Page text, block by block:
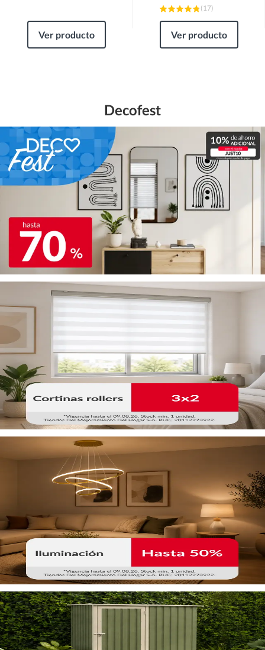
Ver producto
(17)
Ver producto
Decofest